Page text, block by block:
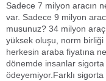
Sadece 7 milyon aracın
var. Sadece 9 milyon
musunuz? 34 milyon
yüksek oluşu, norm birliği
herkesin araba fiyatına
dönemde insanlar sigorta
ödeyemiyor.Farklı